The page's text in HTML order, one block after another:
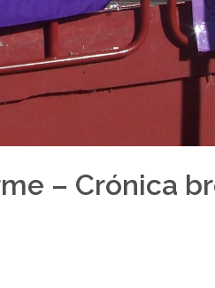
– Crónica